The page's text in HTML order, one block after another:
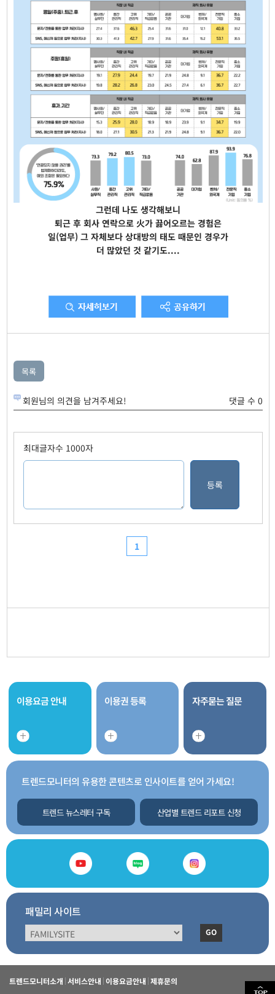
그런데 나도 생각해보니
퇴근 후 회사 연락으로 火가 끓어오르는 경험은
일(업무) 그 자체보다 상대방의 태도 때문인 경우가
더 많았던 것 같기도....
이용요금 안내 이용권 등록 자주묻는 질문
트렌드모니터의 유용한 콘텐츠로 인사이트를 얻어 가세요!
트렌드 뉴스레터 구독 산업별 트렌드 리포트 신청
패밀리 사이트
GO
트렌드모니터소개 서비스안내 이용요금안내 제휴문의